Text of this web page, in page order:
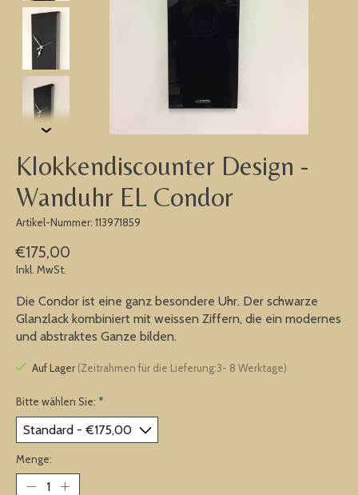
Klokkendiscounter Design -
Wanduhr EL Condor
Artikel-Nummer: 113971859
€175,00
Inkl. MwSt.
Die Condor ist eine ganz besondere Uhr. Der schwarze
Glanzlack kombiniert mit weissen Ziffern, die ein modernes
und abstraktes Ganze bilden.
Auf Lager (Zeitrahmen für die Lieferung:3- 8 Werktage)
Bitte wählen Sie: *
Menge: